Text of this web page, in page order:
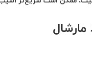
مارشال